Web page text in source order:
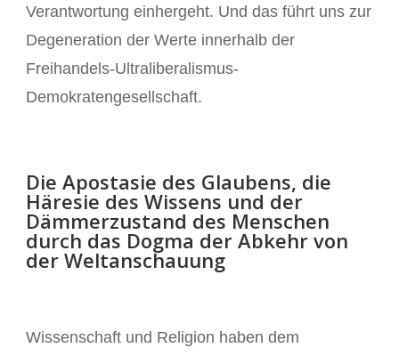
Verantwortung einhergeht. Und das führt uns zur
Degeneration der Werte innerhalb der
Freihandels-Ultraliberalismus-
Demokratengesellschaft.
Die Apostasie des Glaubens, die
Häresie des Wissens und der
Dämmerzustand des Menschen
durch das Dogma der Abkehr von
der Weltanschauung
Wissenschaft und Religion haben dem